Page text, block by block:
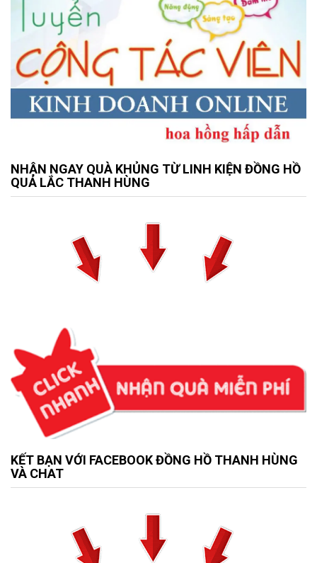
NHẬN NGAY QUÀ KHỦNG TỪ LINH KIỆN ĐỒNG HỒ
QUẢ LẮC THANH HÙNG
KẾT BẠN VỚI FACEBOOK ĐỒNG HỒ THANH HÙNG
VÀ CHAT